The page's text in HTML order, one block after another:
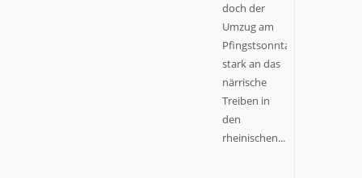
doch der
Umzug am
Pfingstsonntag
stark an das
närrische
Treiben in
den
rheinischen...